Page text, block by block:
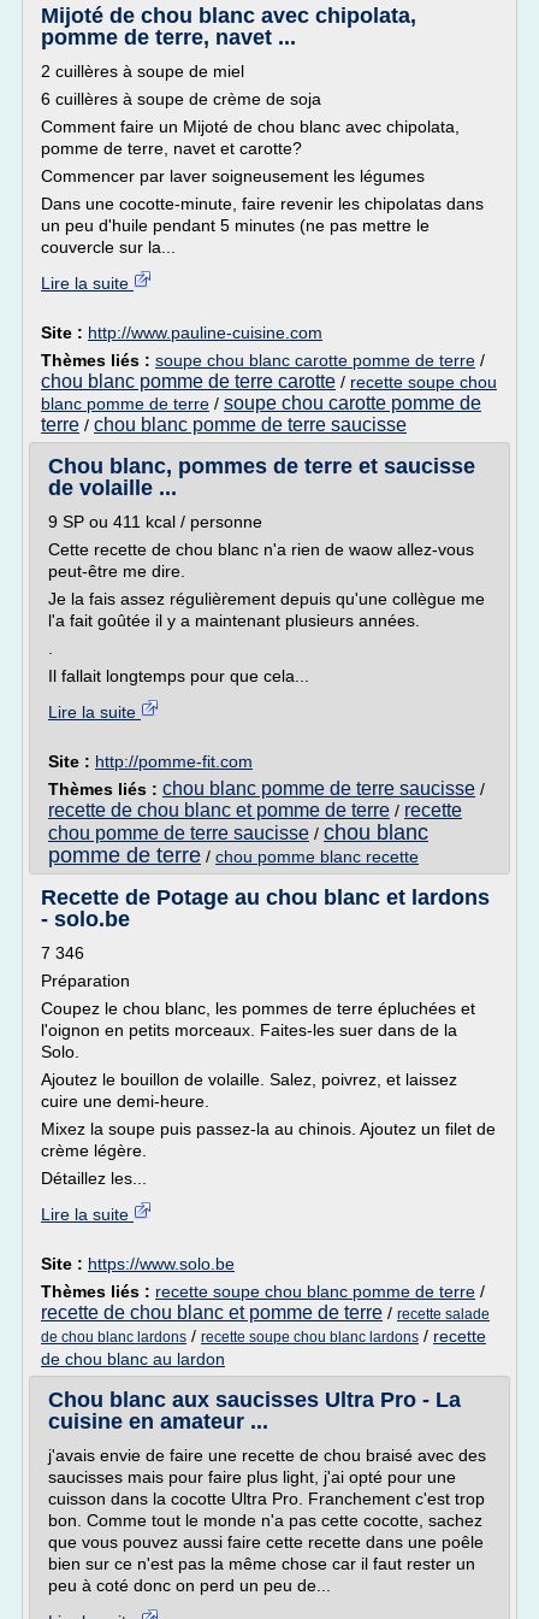
Mijoté de chou blanc avec chipolata,
pomme de terre, navet ...
2 cuillères à soupe de miel
6 cuillères à soupe de crème de soja
Comment faire un Mijoté de chou blanc avec chipolata,
pomme de terre, navet et carotte?
Commencer par laver soigneusement les légumes
Dans une cocotte-minute, faire revenir les chipolatas dans
un peu d'huile pendant 5 minutes (ne pas mettre le
couvercle sur la...
Lire la suite
Site : http://www.pauline-cuisine.com
Thèmes liés : soupe chou blanc carotte pomme de terre /
chou blanc pomme de terre carotte / recette soupe chou
blanc pomme de terre / soupe chou carotte pomme de
terre / chou blanc pomme de terre saucisse
Chou blanc, pommes de terre et saucisse
de volaille ...
9 SP ou 411 kcal / personne
Cette recette de chou blanc n'a rien de waow allez-vous
peut-être me dire.
Je la fais assez régulièrement depuis qu'une collègue me
l'a fait goûtée il y a maintenant plusieurs années.
Il fallait longtemps pour que cela...
Lire la suite
Site : http://pomme-fit.com
Thèmes liés : chou blanc pomme de terre saucisse /
recette de chou blanc et pomme de terre / recette
chou pomme de terre saucisse / chou blanc
pomme de terre / chou pomme blanc recette
Recette de Potage au chou blanc et lardons
- solo.be
7 346
Préparation
Coupez le chou blanc, les pommes de terre épluchées et
l'oignon en petits morceaux. Faites-les suer dans de la
Solo.
Ajoutez le bouillon de volaille. Salez, poivrez, et laissez
cuire une demi-heure.
Mixez la soupe puis passez-la au chinois. Ajoutez un filet de
crème légère.
Détaillez les...
Lire la suite
Site : https://www.solo.be
Thèmes liés : recette soupe chou blanc pomme de terre /
recette de chou blanc et pomme de terre / recette salade
de chou blanc lardons / recette soupe chou blanc lardons / recette
de chou blanc au lardon
Chou blanc aux saucisses Ultra Pro - La
cuisine en amateur ...
j'avais envie de faire une recette de chou braisé avec des
saucisses mais pour faire plus light, j'ai opté pour une
cuisson dans la cocotte Ultra Pro. Franchement c'est trop
bon. Comme tout le monde n'a pas cette cocotte, sachez
que vous pouvez aussi faire cette recette dans une poêle
bien sur ce n'est pas la même chose car il faut rester un
peu à coté donc on perd un peu de...